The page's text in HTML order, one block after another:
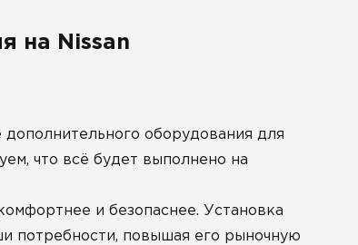
на Nissan
оборудования для
что всё будет выполнено на
и безопаснее. Установка
потребности, повышая его рыночную